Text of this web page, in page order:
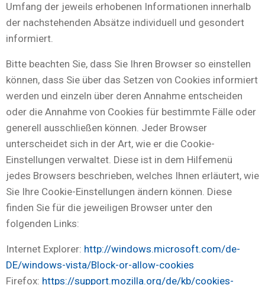
Umfang der jeweils erhobenen Informationen innerhalb
der nachstehenden Absätze individuell und gesondert
informiert.
Bitte beachten Sie, dass Sie Ihren Browser so einstellen
können, dass Sie über das Setzen von Cookies informiert
werden und einzeln über deren Annahme entscheiden
oder die Annahme von Cookies für bestimmte Fälle oder
generell ausschließen können. Jeder Browser
unterscheidet sich in der Art, wie er die Cookie-
Einstellungen verwaltet. Diese ist in dem Hilfemenü
jedes Browsers beschrieben, welches Ihnen erläutert, wie
Sie Ihre Cookie-Einstellungen ändern können. Diese
finden Sie für die jeweiligen Browser unter den
folgenden Links:
Internet Explorer: http://windows.microsoft.com/de-
DE/windows-vista/Block-or-allow-cookies
Firefox: https://support.mozilla.org/de/kb/cookies-